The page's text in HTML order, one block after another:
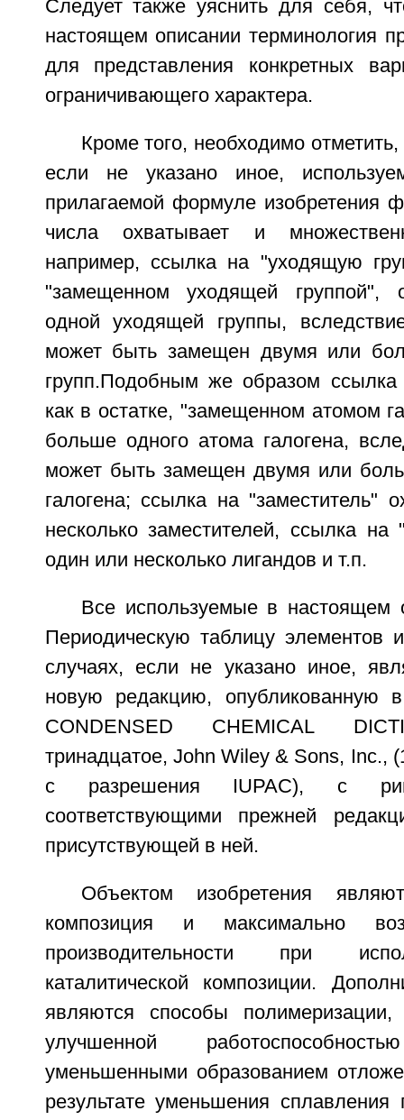
Следует также уяснить для себя,
настоящем описании терминология
для представления конкретных
ограничивающего характера.
Кроме того, необходимо
если не указано иное,
прилагаемой формуле изобретения
числа охватывает и
например, ссылка на "уходящую
"замещенном уходящей группой",
одной уходящей группы,
может быть замещен двумя или
групп.Подобным же образом ссылка
как в остатке, "замещенном атомом
больше одного атома галогена,
может быть замещен двумя или
галогена; ссылка на "заместитель"
несколько заместителей, ссылка на
один или несколько лигандов и т.п.
Все используемые в настоящем
Периодическую таблицу элементов
случаях, если не указано иное,
новую редакцию, опубликованную
CONDENSED CHEMICAL
тринадцатое, John Wiley & Sons, Inc.,
с разрешения IUPAC), с
соответствующими прежней
присутствующей в ней.
Объектом изобретения
композиция и максимально
производительности при
каталитической композиции.
являются способы полимеризации,
улучшенной
уменьшенными образованием
результате уменьшения